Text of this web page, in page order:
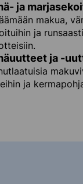
ja
makua,
ja
ja -
ja